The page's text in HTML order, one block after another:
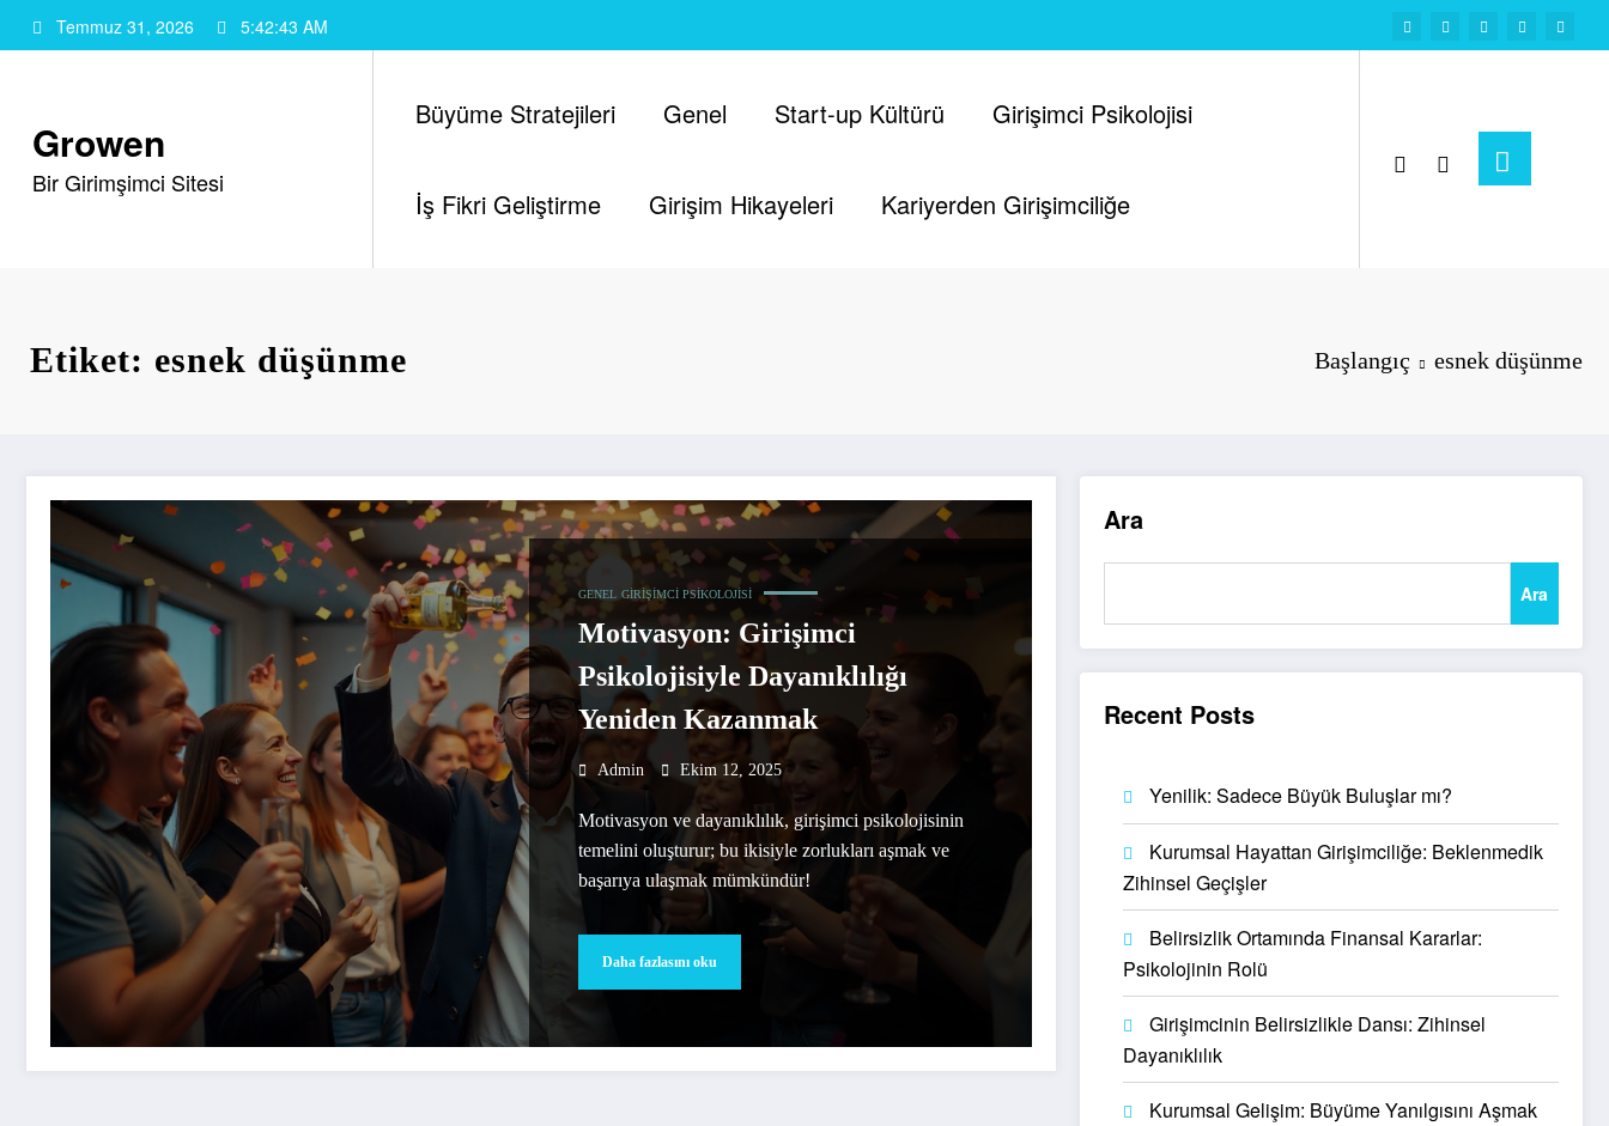
atla
Temmuz 31, 2026 5:42:44 AM
Growen
Bir Girimşimci Sitesi
Büyüme Stratejileri Genel Start-up Kültürü Girişimci Psikolojisi
İş Fikri Geliştirme Girişim Hikayeleri Kariyerden Girişimciliğe
Etiket: esnek düşünme Başlangıç esnek düşünme
GENEL GIRIŞIMCI PSIKOLOJISI
Motivasyon: Girişimci
Psikolojisiyle Dayanıklılığı
Yeniden Kazanmak
Admin Ekim 12, 2025
Motivasyon ve dayanıklılık, girişimci psikolojisinin
temelini oluşturur; bu ikisiyle zorlukları aşmak ve
başarıya ulaşmak mümkündür!
Daha fazlasını oku
Ara
Ara
Recent Posts
Yenilik: Sadece Büyük Buluşlar mı?
Kurumsal Hayattan Girişimciliğe: Beklenmedik
Zihinsel Geçişler
Belirsizlik Ortamında Finansal Kararlar:
Psikolojinin Rolü
Girişimcinin Belirsizlikle Dansı: Zihinsel
Dayanıklılık
Kurumsal Gelişim: Büyüme Yanılgısını Aşmak